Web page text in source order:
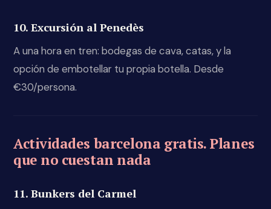
10. Excursión al Penedès
A una hora en tren: bodegas de cava, catas, y la
opción de embotellar tu propia botella. Desde
€30/persona.
Actividades barcelona gratis. Planes
que no cuestan nada
11. Bunkers del Carmel